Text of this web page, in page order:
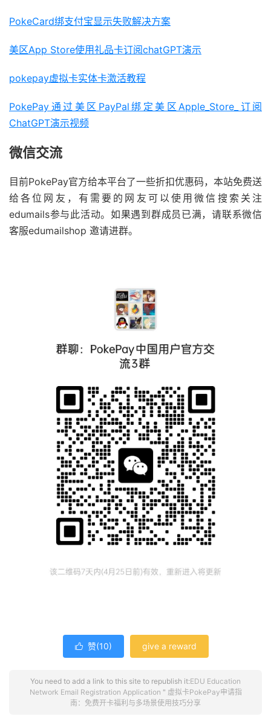
PokeCard绑支付宝显示失败解决方案
美区App Store使用礼品卡订阅chatGPT演示
pokepay虚拟卡实体卡激活教程
PokePay通过美区PayPal绑定美区Apple_Store_订阅
ChatGPT演示视频
微信交流
目前PokePay官方给本平台了一些折扣优惠码，本站免费送
给各位网友，有需要的网友可以使用微信搜索关注
edumails参与此活动。如果遇到群成员已满，请联系微信
客服edumailshop 邀请进群。
 赞(10) give a reward
You need to add a link to this site to republish it:EDU Education
Network Email Registration Application " 虚拟卡PokePay申请指
南：免费开卡福利与多场景使用技巧分享